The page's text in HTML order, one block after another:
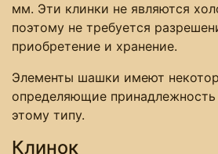
мм. Эти клинки не являются
поэтому не требуется
приобретение и хранение.
Элементы шашки имеют
определяющие
этому типу.
Клинок